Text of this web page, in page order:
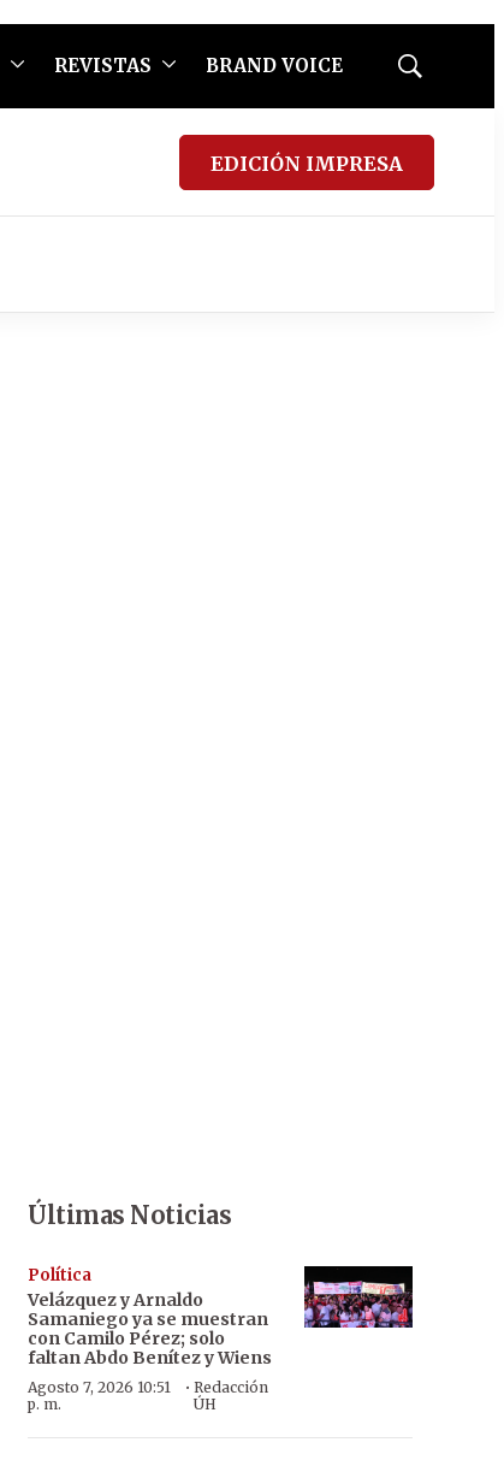
REVISTAS BRAND VOICE
Mostrar
EDICIÓN IMPRESA
Últimas Noticias
Política
Velázquez y Arnaldo
Samaniego ya se muestran
con Camilo Pérez; solo
faltan Abdo Benítez y Wiens
Agosto 7, 2026 10:51
p. m.
·Redacción
ÚH